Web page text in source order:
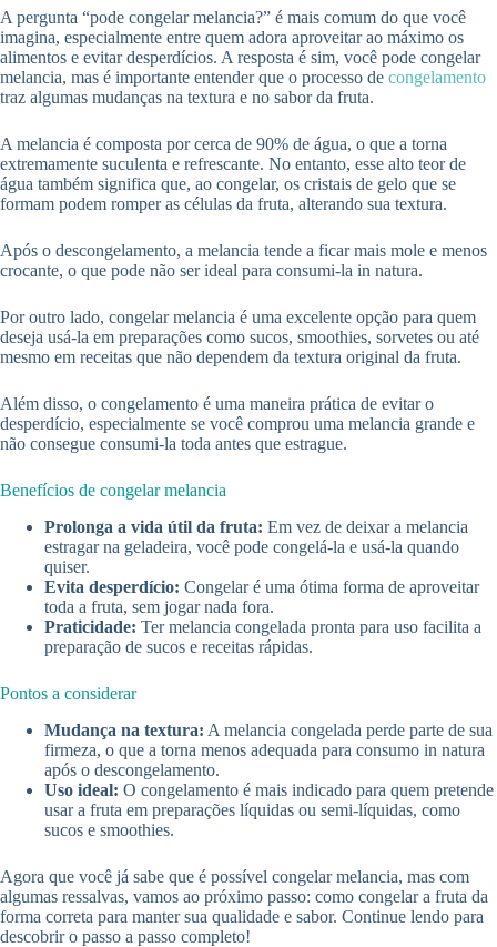
A pergunta “pode congelar melancia?” é mais comum do que você
imagina, especialmente entre quem adora aproveitar ao máximo os
alimentos e evitar desperdícios. A resposta é sim, você pode congelar
melancia, mas é importante entender que o processo de congelamento
traz algumas mudanças na textura e no sabor da fruta.
A melancia é composta por cerca de 90% de água, o que a torna
extremamente suculenta e refrescante. No entanto, esse alto teor de
água também significa que, ao congelar, os cristais de gelo que se
formam podem romper as células da fruta, alterando sua textura.
Após o descongelamento, a melancia tende a ficar mais mole e menos
crocante, o que pode não ser ideal para consumi-la in natura.
Por outro lado, congelar melancia é uma excelente opção para quem
deseja usá-la em preparações como sucos, smoothies, sorvetes ou até
mesmo em receitas que não dependem da textura original da fruta.
Além disso, o congelamento é uma maneira prática de evitar o
desperdício, especialmente se você comprou uma melancia grande e
não consegue consumi-la toda antes que estrague.
Benefícios de congelar melancia
Prolonga a vida útil da fruta: Em vez de deixar a melancia
estragar na geladeira, você pode congelá-la e usá-la quando
quiser.
Evita desperdício: Congelar é uma ótima forma de aproveitar
toda a fruta, sem jogar nada fora.
Praticidade: Ter melancia congelada pronta para uso facilita a
preparação de sucos e receitas rápidas.
Pontos a considerar
Mudança na textura: A melancia congelada perde parte de sua
firmeza, o que a torna menos adequada para consumo in natura
após o descongelamento.
Uso ideal: O congelamento é mais indicado para quem pretende
usar a fruta em preparações líquidas ou semi-líquidas, como
sucos e smoothies.
Agora que você já sabe que é possível congelar melancia, mas com
algumas ressalvas, vamos ao próximo passo: como congelar a fruta da
forma correta para manter sua qualidade e sabor. Continue lendo para
descobrir o passo a passo completo!